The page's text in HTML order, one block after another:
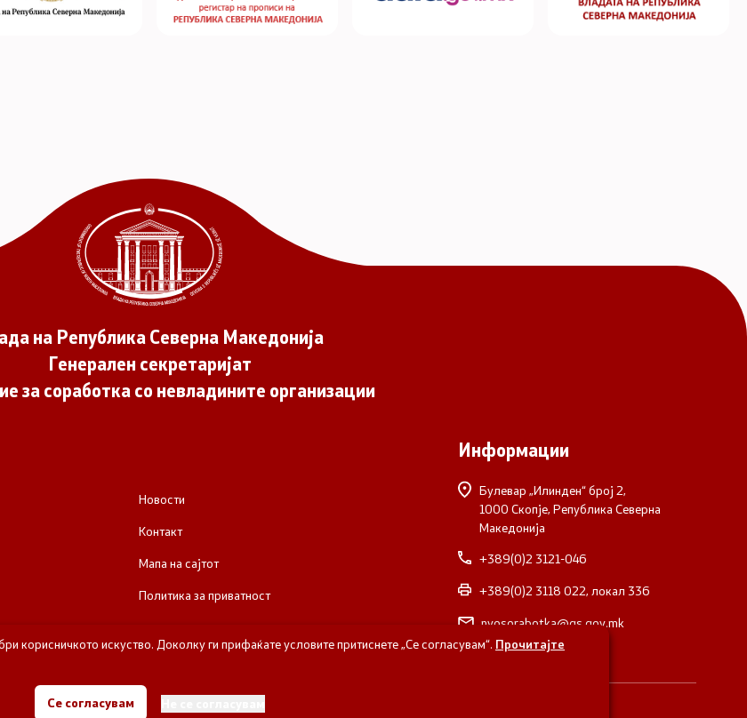
на Република Северна Македонија
Генерален секретаријат
за соработка со невладините организации
Новости
Контакт
Мапа на сајтот
Политика за приватност
Информации
Булевар „Илинден“ број 2,
1000 Скопје, Република Северна
Македонија
+389(0)2 3121-046
+389(0)2 3118 022, локал 336
nvosorabotka@gs.gov.mk
со невладините организации - Влада на Република Северна Македонија
корисничкото искуство. Доколку ги прифаќате условите притиснете „Се согласувам“. Прочитајте
Се согласувам